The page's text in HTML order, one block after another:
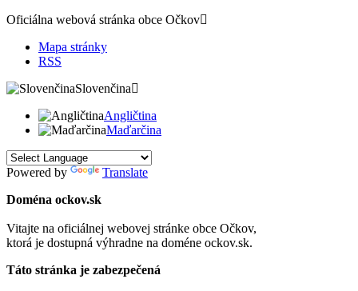
Oficiálna webová stránka obce Očkov
Mapa stránky
RSS
Slovenčina
Angličtina
Maďarčina
Powered by
Translate
Doména ockov.sk
Vitajte na oficiálnej webovej stránke obce Očkov,
ktorá je dostupná výhradne na doméne ockov.sk.
Táto stránka je zabezpečená